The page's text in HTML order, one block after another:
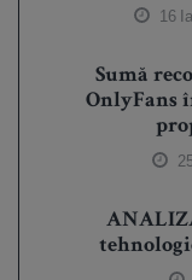
16
Sumă
OnlyFans